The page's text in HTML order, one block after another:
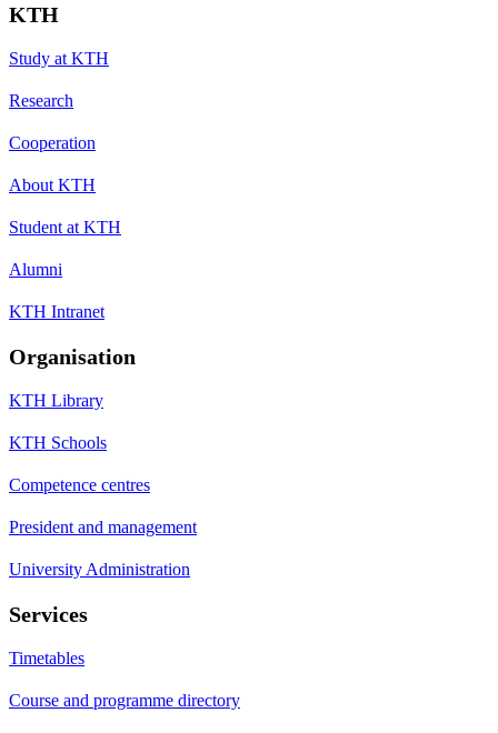
KTH
Study at KTH
Research
Cooperation
About KTH
Student at KTH
Alumni
KTH Intranet
Organisation
KTH Library
KTH Schools
Competence centres
President and management
University Administration
Services
Timetables
Course and programme directory